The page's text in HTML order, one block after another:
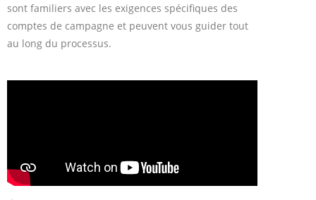
sont familiers avec les exigences spécifiques des
comptes de campagne et peuvent vous guider tout
au long du processus.